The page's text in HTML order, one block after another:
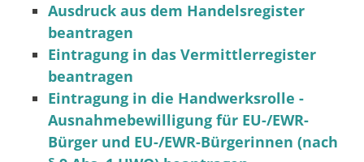
Ausdruck aus dem Handelsregister
beantragen
Eintragung in das Vermittlerregister
beantragen
Eintragung in die Handwerksrolle -
Ausnahmebewilligung für EU-/EWR-
Bürger und EU-/EWR-Bürgerinnen (nach